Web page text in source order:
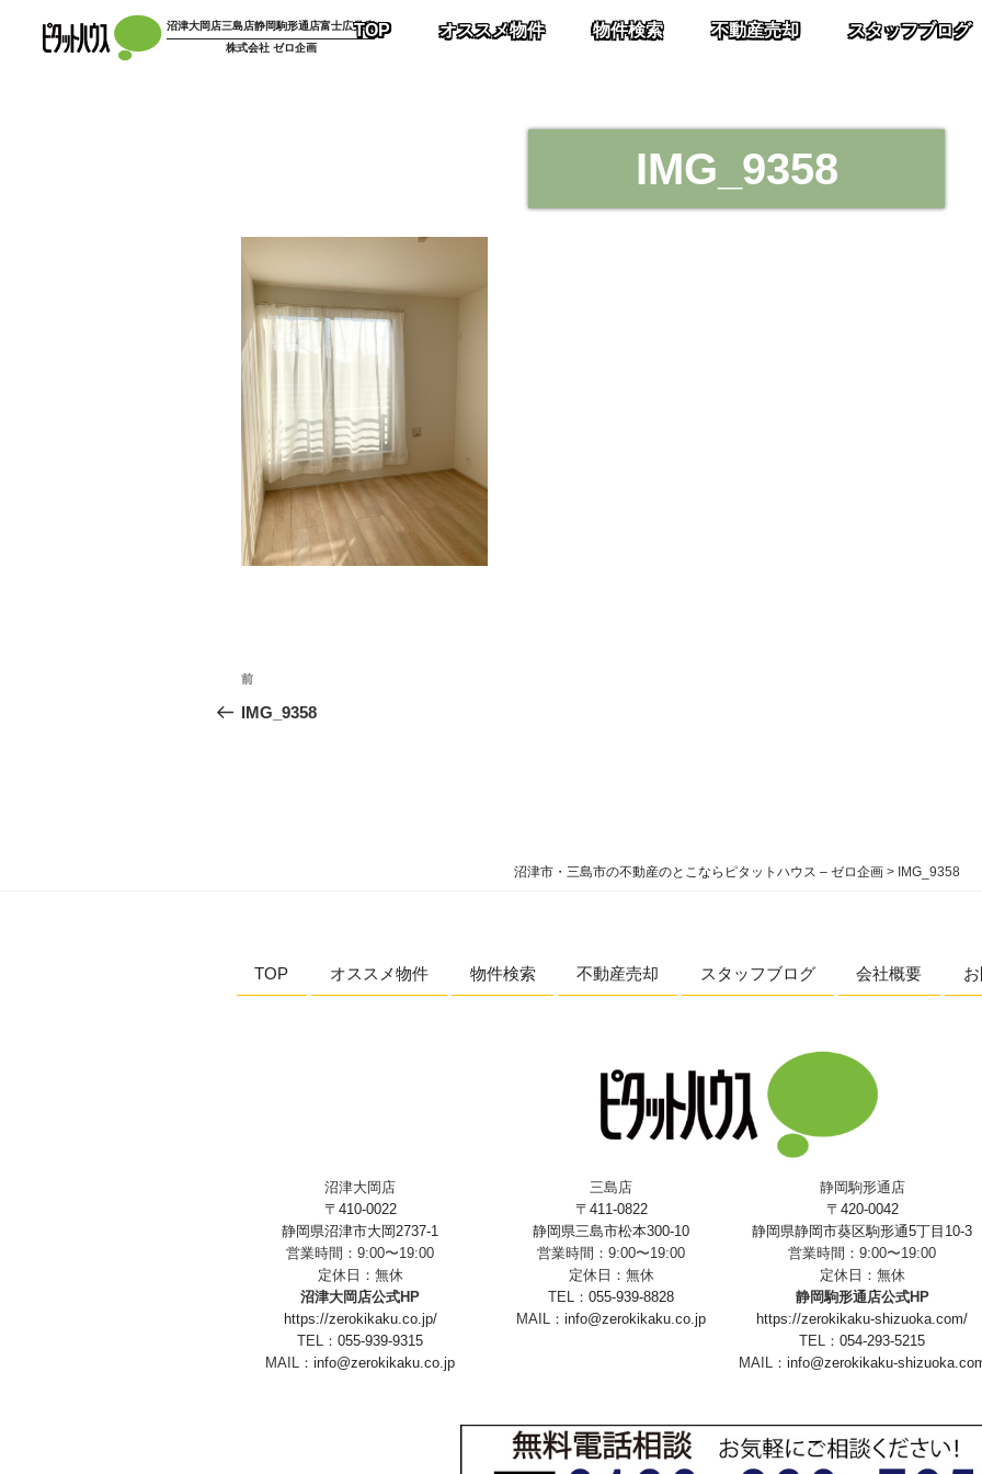
沼津大岡店三島店静岡駒形通店富士広見店
株式会社 ゼロ企画
TOP オススメ物件 物件検索 不動産売却 スタッフブログ
IMG_9358
投
稿
ン
過
去
前
IMG_9358
沼津市・三島市の不動産のとこならピタットハウス – ゼロ企画> IMG_9358
TOP オススメ物件 物件検索 不動産売却 スタッフブログ 会社概要
沼津大岡店
〒410-0022
静岡県沼津市大岡2737-1
営業時間：9:00〜19:00
定休日：無休
沼津大岡店公式HP
https://zerokikaku.co.jp/
TEL： 055-939-9315
MAIL： info@zerokikaku.co.jp
三島店
〒411-0822
静岡県三島市松本300-10
営業時間：9:00〜19:00
定休日：無休
TEL： 055-939-8828
MAIL： info@zerokikaku.co.jp
静岡駒形通店
〒420-0042
静岡県静岡市葵区駒形通5丁目10-3
営業時間：9:00〜19:00
定休日：無休
静岡駒形通店公式HP
https://zerokikaku-shizuoka.com/
TEL： 054-293-5215
MAIL： info@zerokikaku-